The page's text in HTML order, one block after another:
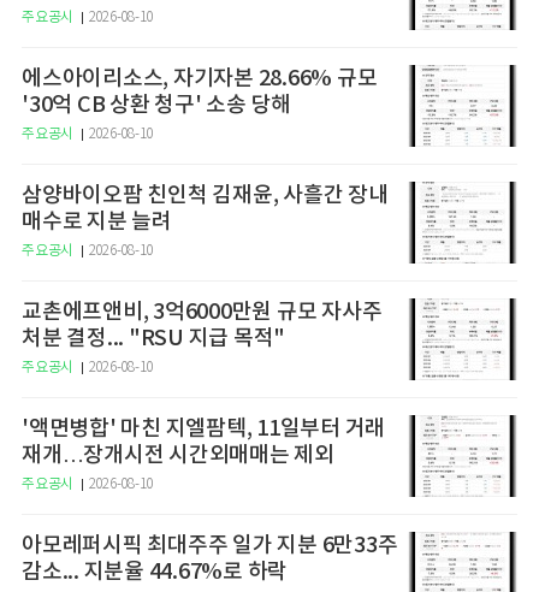
주요공시 2026-08-10
에스아이리소스, 자기자본 28.66% 규모
'30억 CB 상환 청구' 소송 당해
주요공시 2026-08-10
삼양바이오팜 친인척 김재윤, 사흘간 장내
매수로 지분 늘려
주요공시 2026-08-10
교촌에프앤비, 3억6000만원 규모 자사주
처분 결정... "RSU 지급 목적"
주요공시 2026-08-10
'액면병합' 마친 지엘팜텍, 11일부터 거래
재개…장개시전 시간외매매는 제외
주요공시 2026-08-10
아모레퍼시픽 최대주주 일가 지분 6만33주
감소... 지분율 44.67%로 하락